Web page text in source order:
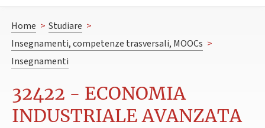
Home > Studiare >
Insegnamenti, competenze trasversali, MOOCs >
Insegnamenti
32422 - ECONOMIA
INDUSTRIALE AVANZATA